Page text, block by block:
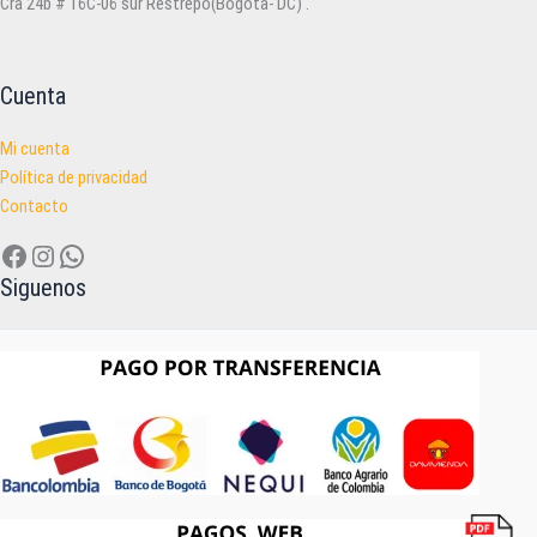
Cuenta
Mi cuenta
Política de privacidad
Contacto
Facebook
Instagram
WhatsApp
Siguenos